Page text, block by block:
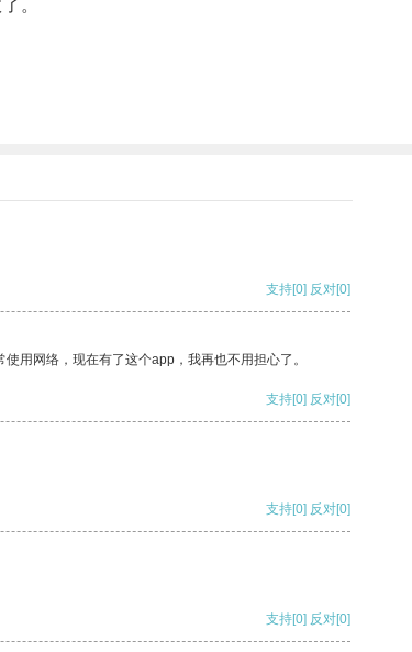
。
支持[0] 反对[0]
用网络，现在有了这个app，我再也不用担心了。
支持[0] 反对[0]
支持[0] 反对[0]
支持[0] 反对[0]